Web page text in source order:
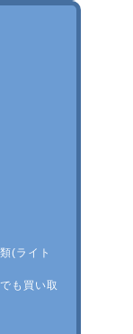
(ライト
も買い取